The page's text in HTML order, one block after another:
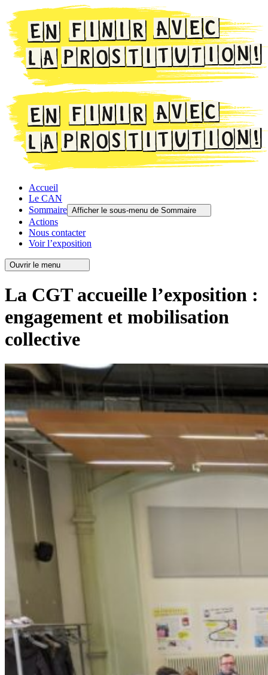
Accueil
Le CAN
Sommaire Afficher le sous-menu de Sommaire
Actions
Nous contacter
Voir l’exposition
Ouvrir le menu
La CGT accueille l’exposition :
engagement et mobilisation
collective